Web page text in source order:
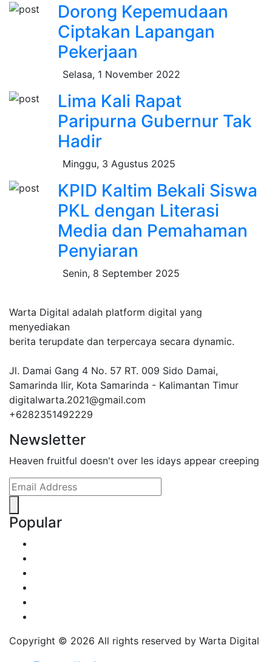
Dorong Kepemudaan
Ciptakan Lapangan
Pekerjaan
Selasa, 1 November 2022
Lima Kali Rapat
Paripurna Gubernur Tak
Hadir
Minggu, 3 Agustus 2025
KPID Kaltim Bekali Siswa
PKL dengan Literasi
Media dan Pemahaman
Penyiaran
Senin, 8 September 2025
Warta Digital adalah platform digital yang
menyediakan
berita terupdate dan terpercaya secara dynamic.
Jl. Damai Gang 4 No. 57 RT. 009 Sido Damai,
Samarinda Ilir, Kota Samarinda - Kalimantan Timur
digitalwarta.2021@gmail.com
+6282351492229
Newsletter
Heaven fruitful doesn't over les idays appear creeping
Popular
Copyright © 2026 All rights reserved by Warta Digital